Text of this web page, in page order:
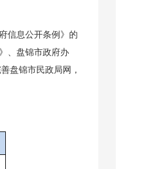
信息公开条例》的
、盘锦市政府办
盘锦市民政局网，